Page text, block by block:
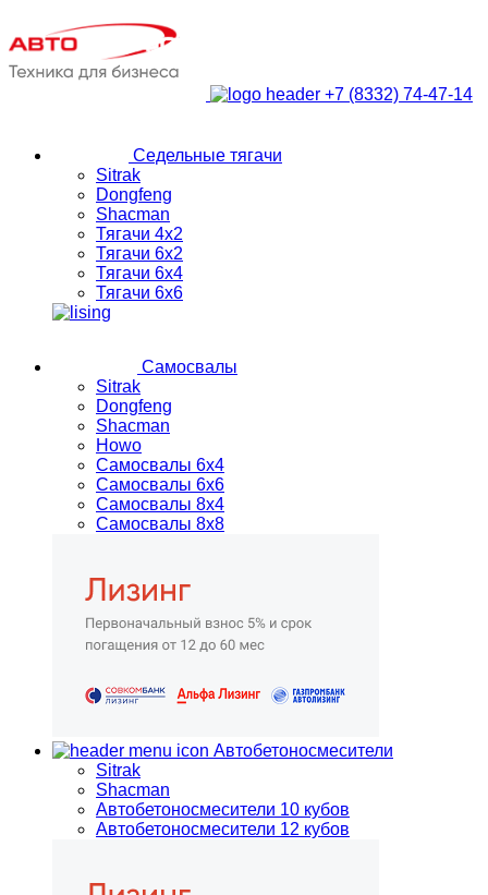
+7 (8332) 74-47-14
Седельные тягачи
Sitrak
Dongfeng
Shacman
Тягачи 4х2
Тягачи 6х2
Тягачи 6х4
Тягачи 6х6
Самосвалы
Sitrak
Dongfeng
Shacman
Howo
Самосвалы 6х4
Самосвалы 6х6
Самосвалы 8х4
Самосвалы 8х8
Автобетоносмесители
Sitrak
Shacman
Автобетоносмесители 10 кубов
Автобетоносмесители 12 кубов